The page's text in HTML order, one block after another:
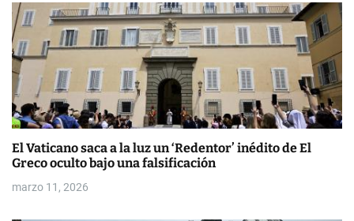
e
n
t
r
a
d
a
El Vaticano saca a la luz un ‘Redentor’ inédito de El
Greco oculto bajo una falsificación
marzo 11, 2026